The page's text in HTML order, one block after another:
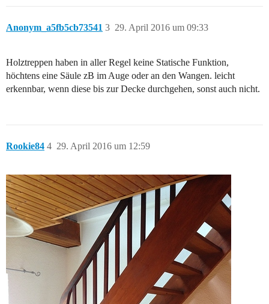
Anonym_a5fb5cb73541 29. April 2016 um 09:33
3
Holztreppen haben in aller Regel keine Statische Funktion,
höchtens eine Säule zB im Auge oder an den Wangen. leicht
erkennbar, wenn diese bis zur Decke durchgehen, sonst auch nicht.
Rookie84 29. April 2016 um 12:59
4